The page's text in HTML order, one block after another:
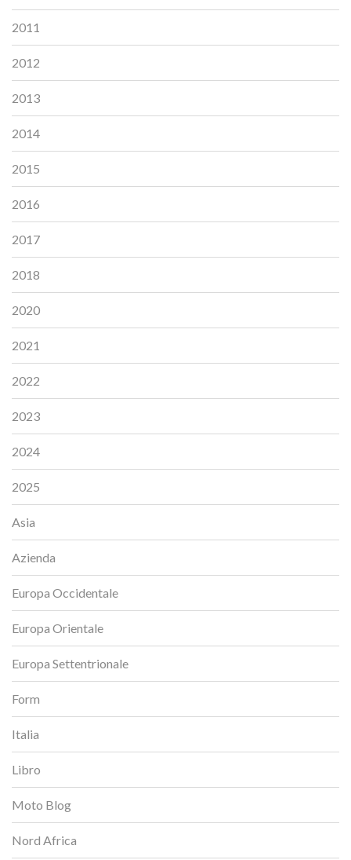
2011
2012
2013
2014
2015
2016
2017
2018
2020
2021
2022
2023
2024
2025
Asia
Azienda
Europa Occidentale
Europa Orientale
Europa Settentrionale
Form
Italia
Libro
Moto Blog
Nord Africa